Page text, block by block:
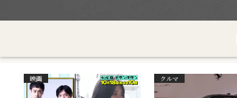
映画 クルマ